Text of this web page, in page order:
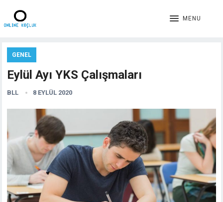
MENU
GENEL
Eylül Ayı YKS Çalışmaları
BLL 8 EYLÜL 2020